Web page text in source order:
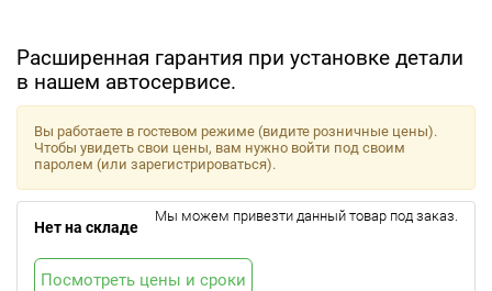
Расширенная гарантия при установке детали
в нашем автосервисе.
Вы работаете в гостевом режиме (видите розничные цены).
Чтобы увидеть свои цены, вам нужно войти под своим
паролем (или зарегистрироваться).
Нет на складе
Мы можем привезти данный товар под заказ.
Посмотреть цены и сроки